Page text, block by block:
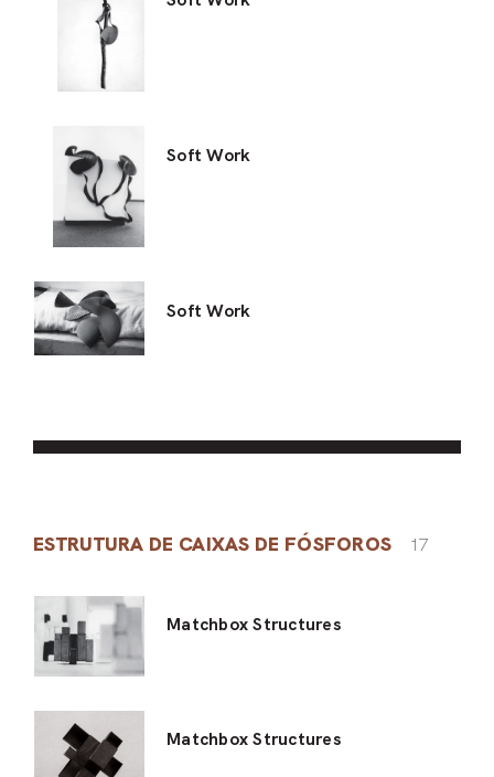
Soft Work
Soft Work
ESTRUTURA DE CAIXAS DE FÓSFOROS 17
Matchbox Structures
Matchbox Structures